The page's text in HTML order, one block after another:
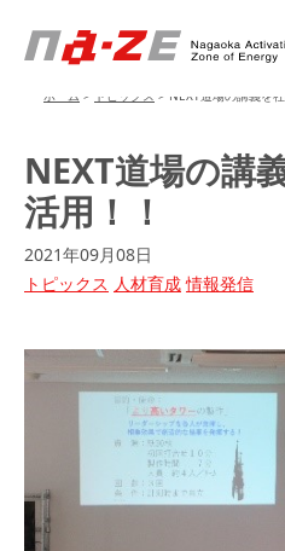
ホーム > トピックス > NEXT道場の講義を
NEXT道場の講
活用！！
2021年09月08日
トピックス 人材育成 情報発信